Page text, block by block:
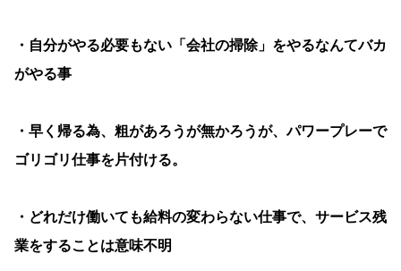
・自分がやる必要もない「会社の掃除」をやるなんてバカ
がやる事
・早く帰る為、粗があろうが無かろうが、パワープレーで
ゴリゴリ仕事を片付ける。
・どれだけ働いても給料の変わらない仕事で、サービス残
業をすることは意味不明